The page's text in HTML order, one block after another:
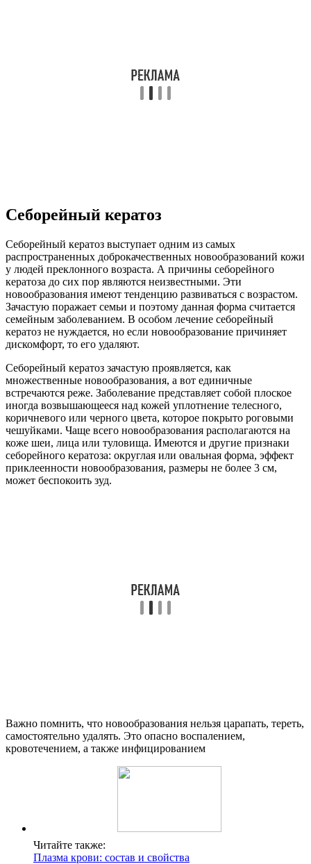
Себорейный кератоз
Себорейный кератоз выступает одним из самых
распространенных доброкачественных новообразований кожи
у людей преклонного возраста. А причины себорейного
кератоза до сих пор являются неизвестными. Эти
новообразования имеют тенденцию развиваться с возрастом.
Зачастую поражает семьи и поэтому данная форма считается
семейным заболеванием. В особом лечение себорейный
кератоз не нуждается, но если новообразование причиняет
дискомфорт, то его удаляют.
Себорейный кератоз зачастую проявляется, как
множественные новообразования, а вот единичные
встречаются реже. Заболевание представляет собой плоское
иногда возвышающееся над кожей уплотнение телесного,
коричневого или черного цвета, которое покрыто роговыми
чешуйками. Чаще всего новообразования располагаются на
коже шеи, лица или туловища. Имеются и другие признаки
себорейного кератоза: округлая или овальная форма, эффект
приклеенности новообразования, размеры не более 3 см,
может беспокоить зуд.
Важно помнить, что новообразования нельзя царапать, тереть,
самостоятельно удалять. Это опасно воспалением,
кровотечением, а также инфицированием
Читайте также:
Плазма крови: состав и свойства